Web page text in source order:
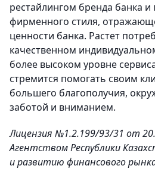
рестайлингом бренда банка
фирменного стиля,
ценности банка. Растет
качественном
более высоком уровне
стремится помогать своим
большего благополучия,
заботой и вниманием.
Лицензия №1.2.199/93/31 от
Агентством Республики
и развитию финансового